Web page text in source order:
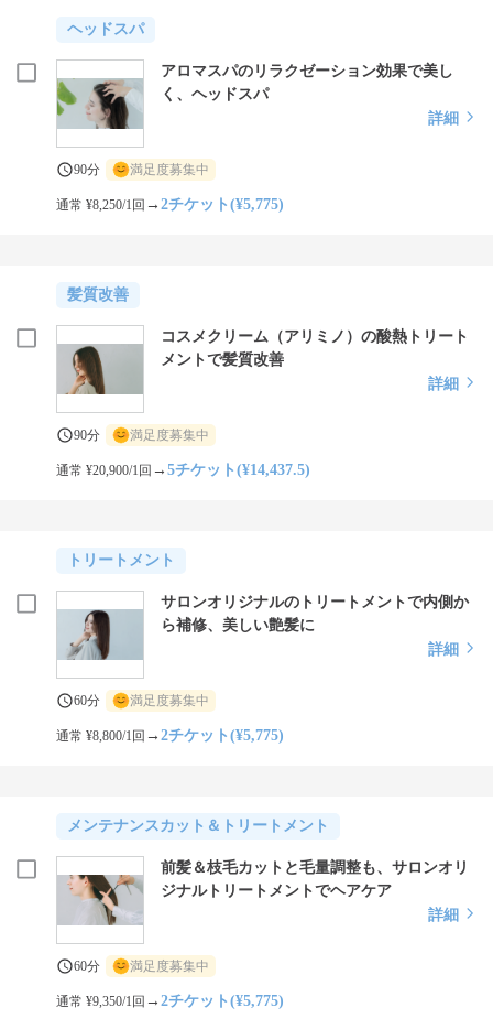
ヘッドスパ
アロマスパのリラクゼーション効果で美し
く、ヘッドスパ
詳細
90分 満足度募集中
通常 ¥8,250/1回 →2チケット(¥5,775)
髪質改善
コスメクリーム（アリミノ）の酸熱トリート
メントで髪質改善
詳細
90分 満足度募集中
通常 ¥20,900/1回 →5チケット(¥14,437.5)
トリートメント
サロンオリジナルのトリートメントで内側か
ら補修、美しい艶髪に
詳細
60分 満足度募集中
通常 ¥8,800/1回 →2チケット(¥5,775)
メンテナンスカット＆トリートメント
前髪＆枝毛カットと毛量調整も、サロンオリ
ジナルトリートメントでヘアケア
詳細
60分 満足度募集中
通常 ¥9,350/1回 →2チケット(¥5,775)